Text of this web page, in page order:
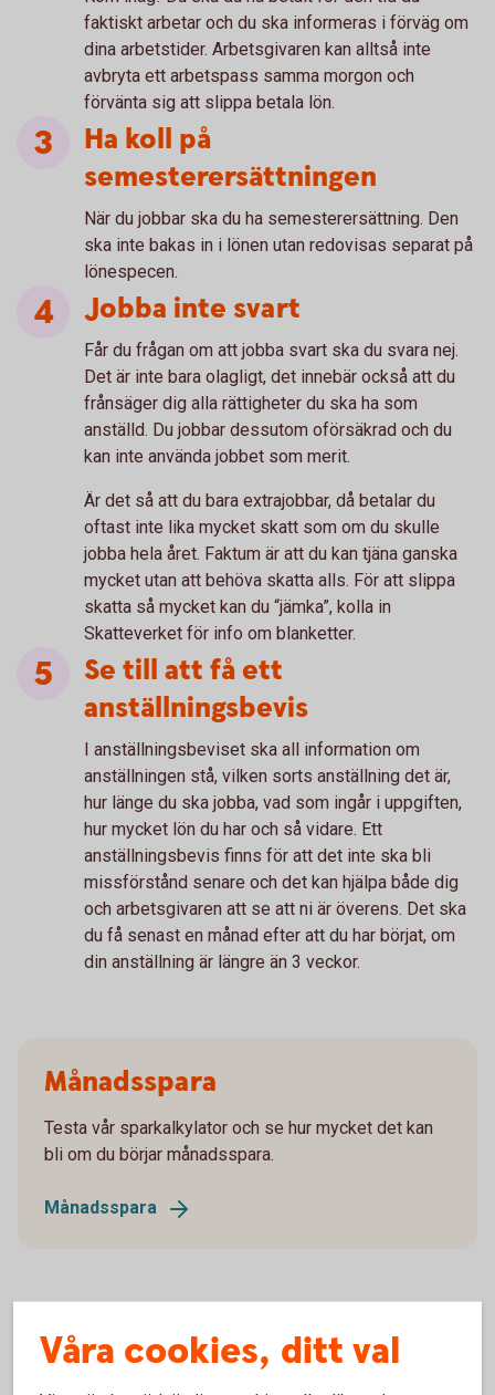
faktiskt arbetar och du ska informeras i förväg om
dina arbetstider. Arbetsgivaren kan alltså inte
avbryta ett arbetspass samma morgon och
förvänta sig att slippa betala lön.
Ha koll på
semesterersättningen
När du jobbar ska du ha semesterersättning. Den
ska inte bakas in i lönen utan redovisas separat på
lönespecen.
Jobba inte svart
Får du frågan om att jobba svart ska du svara nej.
Det är inte bara olagligt, det innebär också att du
frånsäger dig alla rättigheter du ska ha som
anställd. Du jobbar dessutom oförsäkrad och du
kan inte använda jobbet som merit.
Är det så att du bara extrajobbar, då betalar du
oftast inte lika mycket skatt som om du skulle
jobba hela året. Faktum är att du kan tjäna ganska
mycket utan att behöva skatta alls. För att slippa
skatta så mycket kan du “jämka”, kolla in
Skatteverket för info om blanketter.
Se till att få ett
anställningsbevis
I anställningsbeviset ska all information om
anställningen stå, vilken sorts anställning det är,
hur länge du ska jobba, vad som ingår i uppgiften,
hur mycket lön du har och så vidare. Ett
anställningsbevis finns för att det inte ska bli
missförstånd senare och det kan hjälpa både dig
och arbetsgivaren att se att ni är överens. Det ska
du få senast en månad efter att du har börjat, om
din anställning är längre än 3 veckor.
Månadsspara
Testa vår sparkalkylator och se hur mycket det kan
bli om du börjar månadsspara.
Månadsspara
En månad utan onödiga
Våra cookies, ditt val